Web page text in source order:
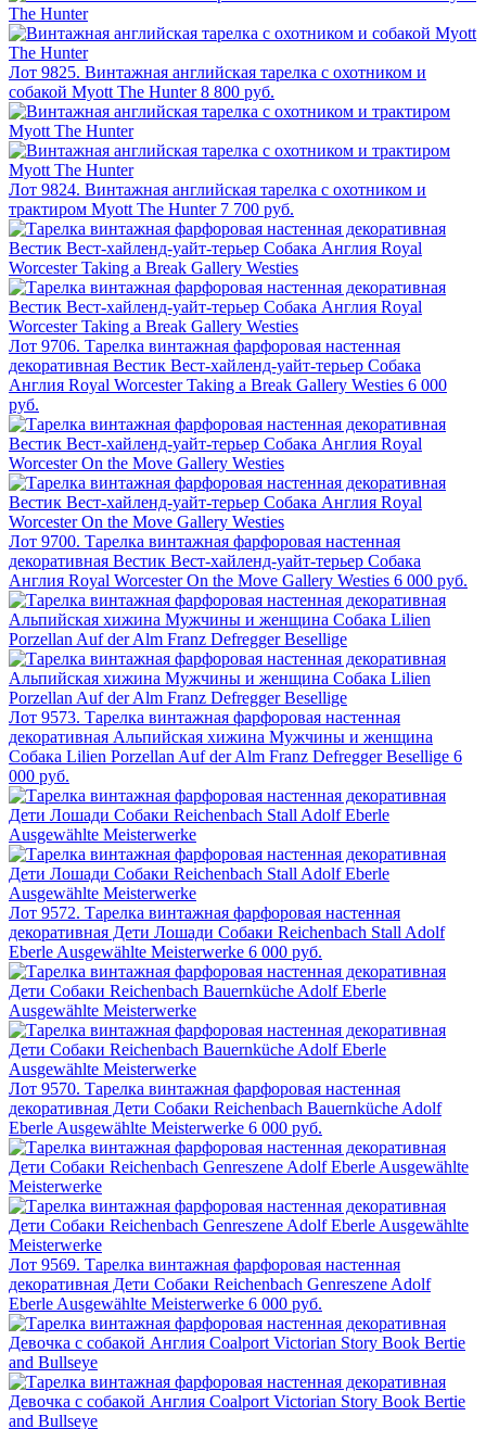
Лот 9825. Винтажная английская тарелка с охотником и
собакой Myott The Hunter 8 800 руб.
Лот 9824. Винтажная английская тарелка с охотником и
трактиром Myott The Hunter 7 700 руб.
Лот 9706. Тарелка винтажная фарфоровая настенная
декоративная Вестик Вест-хайленд-уайт-терьер Собака
Англия Royal Worcester Taking a Break Gallery Westies 6 000
руб.
Лот 9700. Тарелка винтажная фарфоровая настенная
декоративная Вестик Вест-хайленд-уайт-терьер Собака
Англия Royal Worcester On the Move Gallery Westies 6 000 руб.
Лот 9573. Тарелка винтажная фарфоровая настенная
декоративная Альпийская хижина Мужчины и женщина
Собака Lilien Porzellan Auf der Alm Franz Defregger Besellige 6
000 руб.
Лот 9572. Тарелка винтажная фарфоровая настенная
декоративная Дети Лошади Собаки Reichenbach Stall Adolf
Eberle Ausgewählte Meisterwerke 6 000 руб.
Лот 9570. Тарелка винтажная фарфоровая настенная
декоративная Дети Собаки Reichenbach Bauernküche Adolf
Eberle Ausgewählte Meisterwerke 6 000 руб.
Лот 9569. Тарелка винтажная фарфоровая настенная
декоративная Дети Собаки Reichenbach Genreszene Adolf
Eberle Ausgewählte Meisterwerke 6 000 руб.